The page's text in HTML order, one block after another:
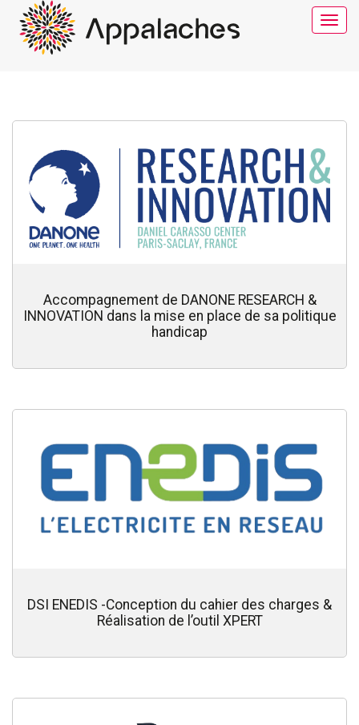
Toggle
Accompagnement de DANONE RESEARCH &
INNOVATION dans la mise en place de sa politique
handicap
DSI ENEDIS -Conception du cahier des charges &
Réalisation de l’outil XPERT